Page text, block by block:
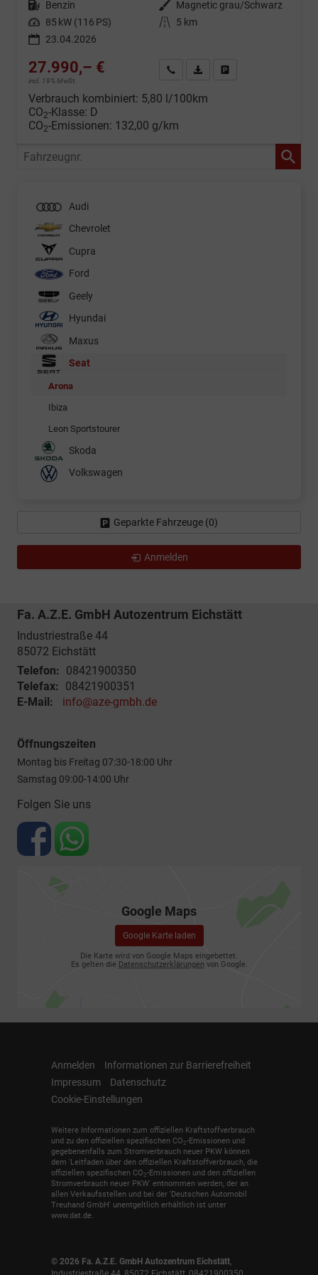
Kraftstoff Benzin Außenfarbe Magnetic grau/Schwarz
Leistung 85 kW (116 PS) Kilometerstand
5 km
23.04.2026
27.990,– €
incl. 19% MwSt.
Wir rufen Sie anFahrzeugexposé (PDF)
Verbrauch kombiniert: 5,80 l/100km
CO2-Klasse: D
CO2-Emissionen: 132,00 g/km
Fahrzeugnr.
Audi
Chevrolet
Cupra
Ford
Geely
Hyundai
Maxus
Seat
Arona
Ibiza
Leon Sportstourer
Skoda
Volkswagen
Geparkte Fahrzeuge (0)
Anmelden
Fa. A.Z.E. GmbH Autozentrum Eichstätt
Industriestraße 44
85072 Eichstätt
Telefon: 08421900350
Telefax: 08421900351
E-Mail:
info@aze-gmbh.de
Öffnungszeiten
Montag bis Freitag 07:30-18:00 Uhr
Samstag 09:00-14:00 Uhr
Folgen Sie uns
Google Maps
Google Karte laden
Die Karte wird von Google Maps eingebettet.
Es gelten die Datenschutzerklärungen von Google.
Anmelden
Informationen zur Barrierefreiheit
Impressum
Datenschutz
Cookie-Einstellungen
Weitere Informationen zum offiziellen Kraftstoffverbrauch
und zu den offiziellen spezifischen CO2-Emissionen und
gegebenenfalls zum Stromverbrauch neuer PKW können
dem 'Leitfaden über den offiziellen Kraftstoffverbrauch, die
offiziellen spezifischen CO2-Emissionen und den offiziellen
Stromverbrauch neuer PKW' entnommen werden, der an
allen Verkaufsstellen und bei der 'Deutschen Automobil
Treuhand GmbH' unentgeltlich erhältlich ist unter
www.dat.de.
© 2026 Fa. A.Z.E. GmbH Autozentrum Eichstätt